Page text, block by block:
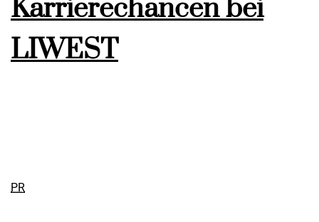
Karrierechancen bei
LIWEST
PR